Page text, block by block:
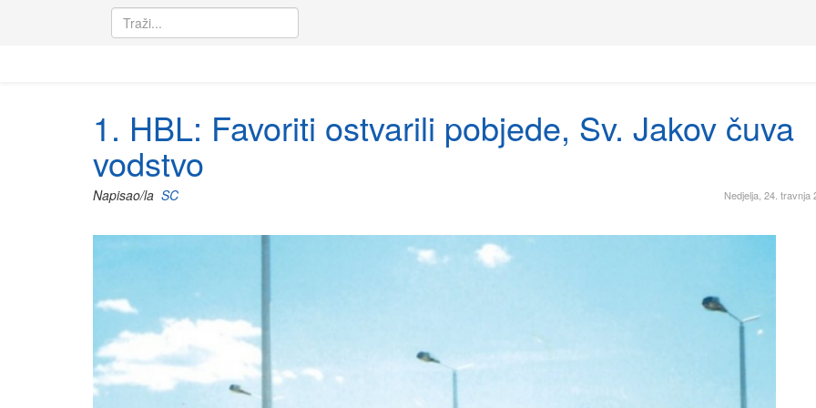
1. HBL: Favoriti ostvarili pobjede, Sv. Jakov čuva
vodstvo
Nedjelja, 24. travnja
Napisao/la SC